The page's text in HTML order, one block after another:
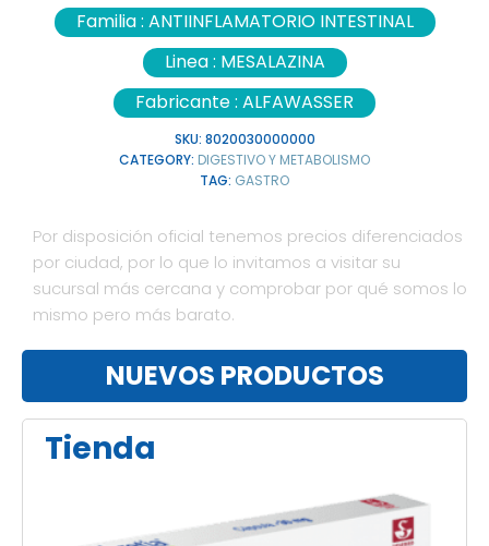
Familia : ANTIINFLAMATORIO INTESTINAL
Linea : MESALAZINA
Fabricante : ALFAWASSER
SKU: 8020030000000
CATEGORY: DIGESTIVO Y METABOLISMO
TAG: GASTRO
Por disposición oficial tenemos precios diferenciados
por ciudad, por lo que lo invitamos a visitar su
sucursal más cercana y comprobar por qué somos lo
mismo pero más barato.
NUEVOS PRODUCTOS
Tienda